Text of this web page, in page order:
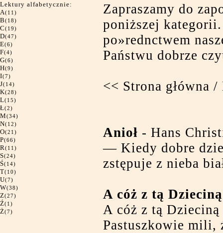
Lektury alfabetycznie:
A(11)
B(18)
C(19)
D(47)
E(6)
F(4)
G(6)
H(9)
I(7)
J(14)
K(28)
L(15)
Ł(2)
M(34)
N(12)
O(21)
P(66)
R(11)
S(24)
Ś(14)
T(10)
U(7)
W(38)
Z(27)
Ź(1)
Ż(7)
Zapraszamy do
poniższej
po»rednctwem
Państwu dobrze
<< Strona główna /
Anioł - Hans
— Kiedy dobre
zstępuje z nieba
A cóż z tą
A cóż z tą
Pastuszkowie mili,